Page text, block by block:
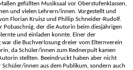
gefüllten Musiksaal vor Oberstufenklassen,
und vielen Lehrern/innen. Vorgestellt und
Florian Kruisz und Phillip Schneider-Rudolf.
Pobaschnig, der die Autorin beim diesjährigen
und einladen konnte. Einer der
war die Buchverlosung dreier vom Elternverein
da Schüler/innen zum Rednerpult kamen
stellten. Beeindruckt haben aber nicht
innen aus dem Publikum, sondern auch